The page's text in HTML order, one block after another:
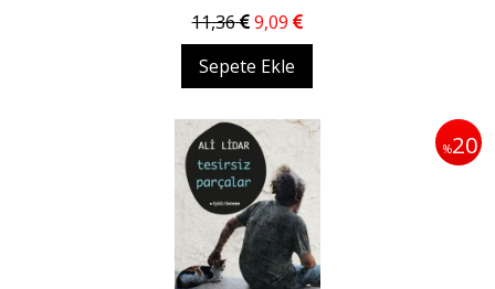
11,36 9,09
Sepete Ekle
%20